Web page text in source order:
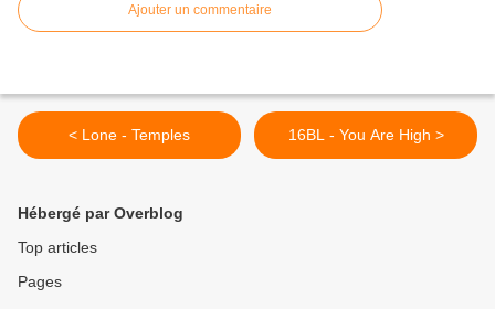
Ajouter un commentaire
< Lone - Temples 16BL - You Are High >
Hébergé par Overblog
Top articles
Pages